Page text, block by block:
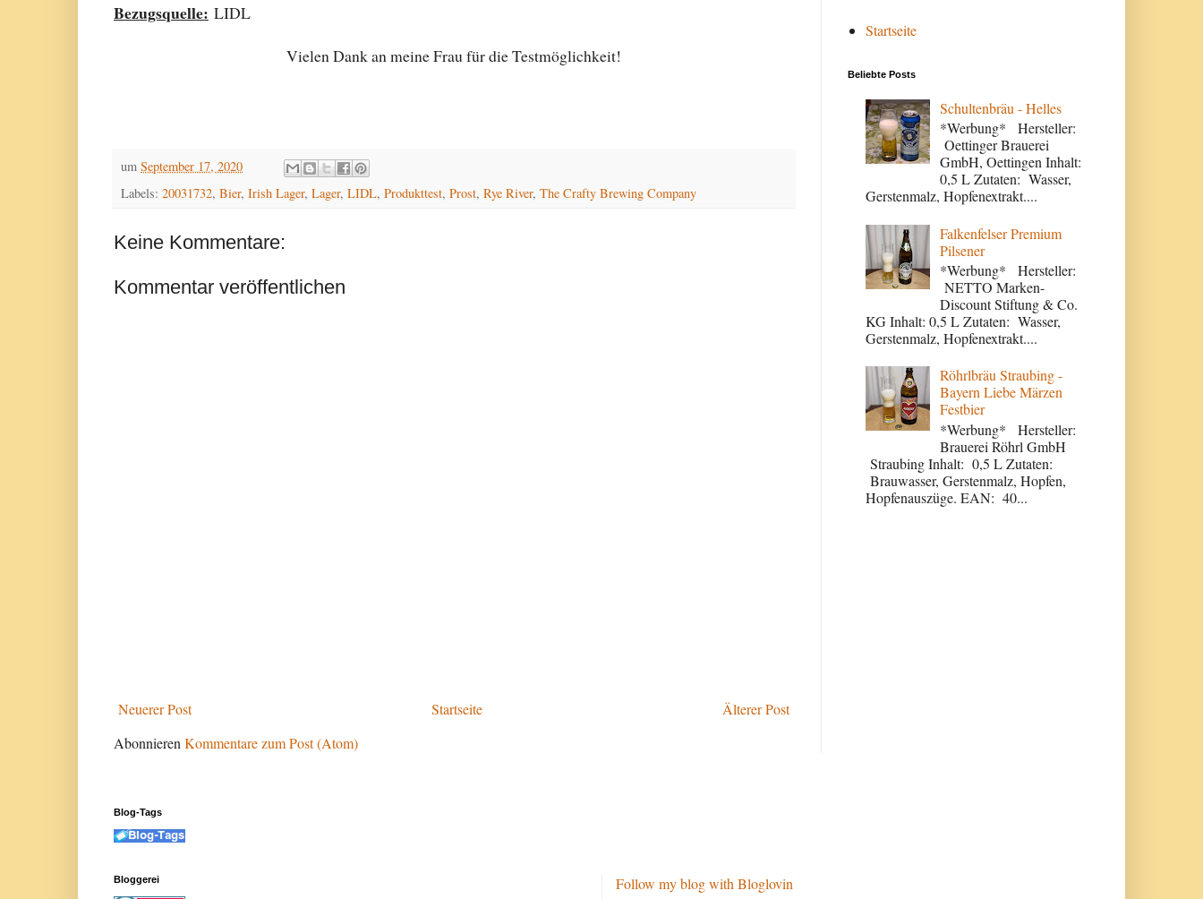
Bezugsquelle: LIDL
Vielen Dank an meine Frau für die Testmöglichkeit!
um September 17, 2020
Labels: 20031732, Bier, Irish Lager, Lager, LIDL, Produkttest, Prost, Rye River, The Crafty Brewing Company
Keine Kommentare:
Kommentar veröffentlichen
Neuerer Post Älterer Post
Startseite
AbonnierenKommentare zum Post (Atom)
Startseite
Beliebte Posts
Schultenbräu - Helles
*Werbung* Hersteller:
Oettinger Brauerei
GmbH, Oettingen Inhalt:
0,5 L Zutaten: Wasser,
Gerstenmalz, Hopfenextrakt....
Falkenfelser Premium
Pilsener
*Werbung* Hersteller:
NETTO Marken-
Discount Stiftung & Co.
KG Inhalt: 0,5 L Zutaten: Wasser,
Gerstenmalz, Hopfenextrakt....
Röhrlbräu Straubing -
Bayern Liebe Märzen
Festbier
*Werbung* Hersteller:
Brauerei Röhrl GmbH
Straubing Inhalt: 0,5 L Zutaten:
Brauwasser, Gerstenmalz, Hopfen,
Hopfenauszüge. EAN: 40...
Blog-Tags
Bloggerei Follow my blog with Bloglovin